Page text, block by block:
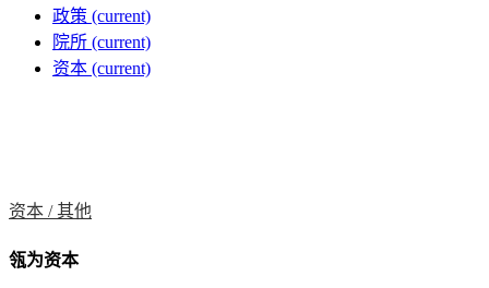
政策 (current)
院所 (current)
资本 (current)
资本 /其他
瓴为资本